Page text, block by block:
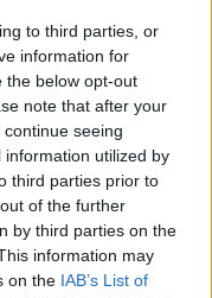
to third parties, or
information for
the below opt-out
note that after your
seeing
utilized by
third parties prior to
of the further
by third parties on the
information may
on the IAB’s List of
1974 27-8
1970 ---
35-5